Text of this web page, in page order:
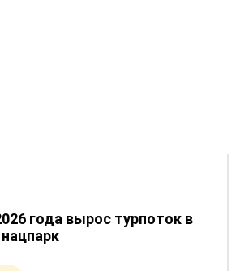
года вырос турпоток в